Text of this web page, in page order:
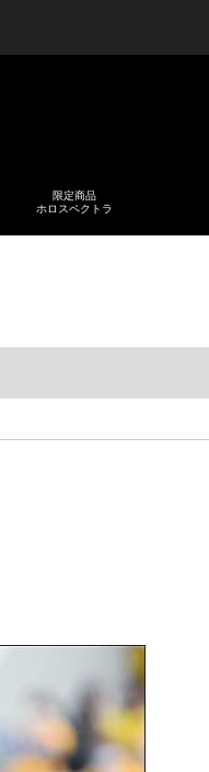
限定商品
ホロスペクトラ